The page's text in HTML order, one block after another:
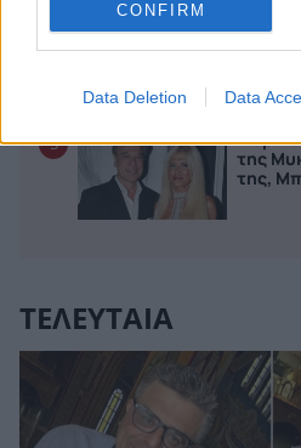
CONFIRM
Data Deletion Data
4
Σίσσυ
σε
5
της
της,
ΤΕΛΕΥΤΑΙΑ